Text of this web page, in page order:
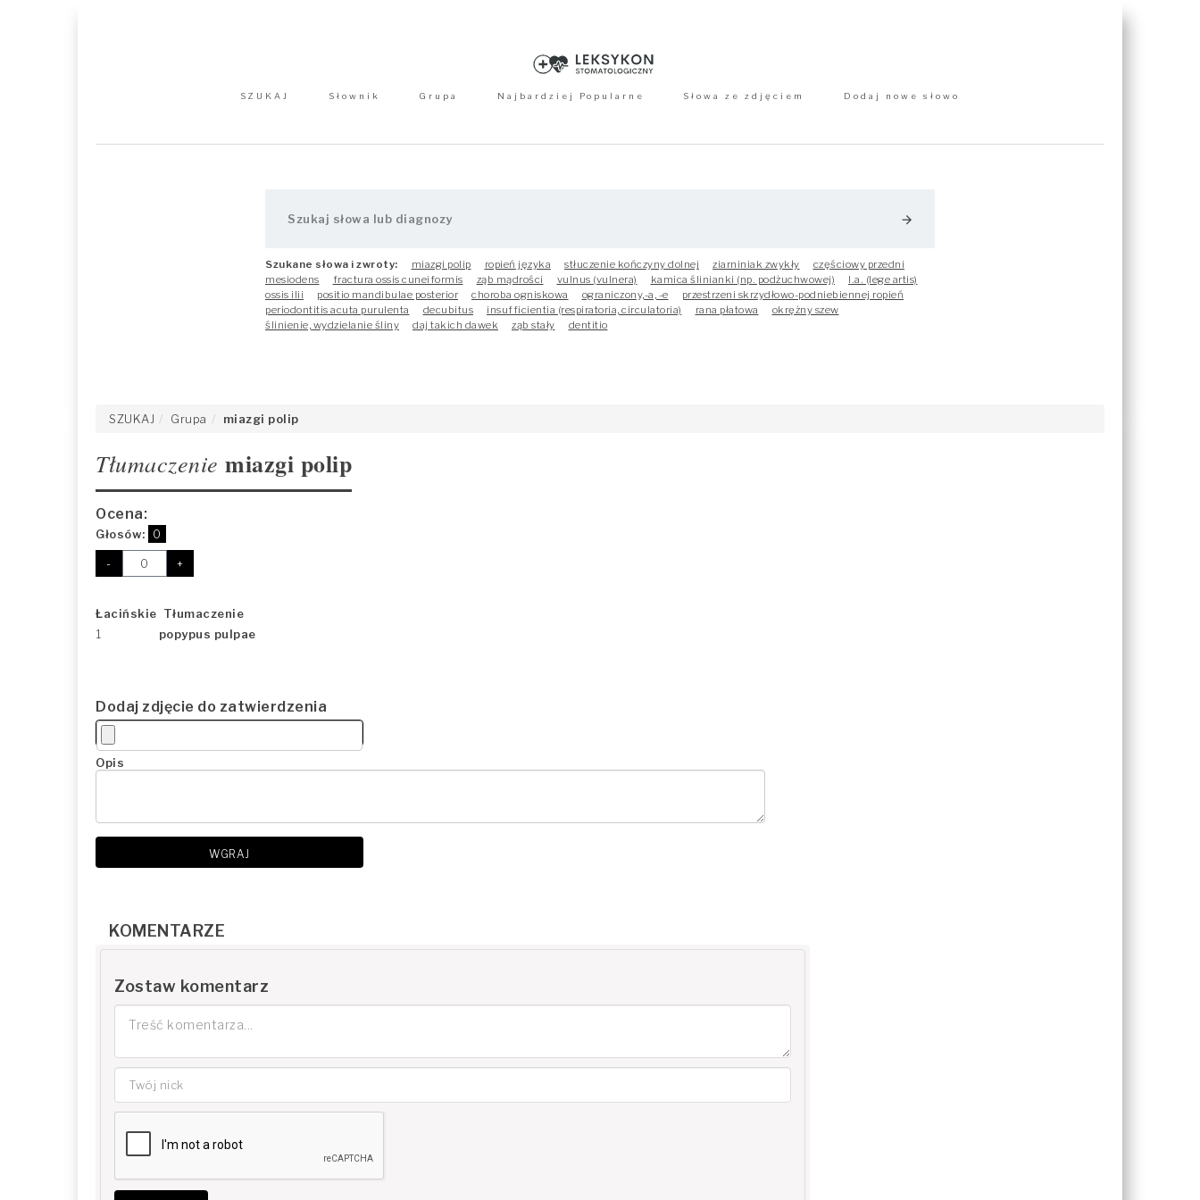
SZUKAJ Słownik Grupa Najbardziej Popularne Słowa ze zdjęciem Dodaj nowe słowo
arrow_forward
Szukane słowa i zwroty: miazgi polip ropień języka stłuczenie kończyny dolnej ziarniniak zwykły
częściowy przedni
mesiodens
fractura ossis cuneiformis ząb mądrości vulnus (vulnera) kamica ślinianki (np. podżuchwowej)
l.a. (lege artis)
ossis ilii
positio mandibulae posterior choroba ogniskowa ograniczony,-a, -e
przestrzeni skrzydłowo-podniebiennej ropień
periodontitis acuta purulenta
decubitus insufficientia (respiratoria, circulatoria) rana płatowa
okrężny szew
ślinienie, wydzielanie śliny
daj takich dawek ząb stały dentitio
SZUKAJ Grupa miazgi polip
Tłumaczenie miazgi polip
Ocena:
Głosów: 0
- +
Łacińskie Tłumaczenie
1
popypus pulpae
Dodaj zdjęcie do zatwierdzenia
Opis
WGRAJ
KOMENTARZE
Zostaw komentarz